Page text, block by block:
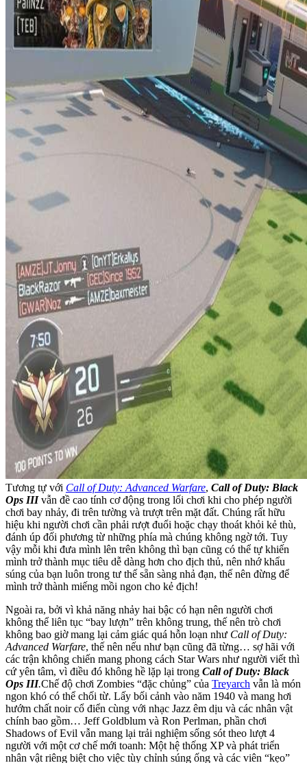
Tương tự với Call of Duty: Advanced Warfare, Call of Duty: Black
Ops IIIvẫn đề cao tính cơ động trong lối chơi khi cho phép người
chơi bay nhảy, đi trên tường và trượt trên mặt đất. Chúng rất hữu
hiệu khi người chơi cần phải rượt đuổi hoặc chạy thoát khỏi kẻ thù,
đánh úp đối phương từ những phía mà chúng không ngờ tới. Tuy
vậy mỗi khi đưa mình lên trên không thì bạn cũng có thể tự khiến
mình trở thành mục tiêu dễ dàng hơn cho địch thủ, nên nhớ khẩu
súng của bạn luôn trong tư thế sẵn sàng nhả đạn, thế nên đừng để
mình trở thành miếng mồi ngon cho kẻ địch!
Ngoài ra, bởi vì khả năng nhảy hai bậc có hạn nên người chơi
không thể liên tục “bay lượn” trên không trung, thế nên trò chơi
không bao giờ mang lại cảm giác quá hỗn loạn như Call of Duty:
Advanced Warfare, thế nên nếu như bạn cũng đã từng… sợ hãi với
các trận không chiến mang phong cách Star Wars như người viết thì
cứ yên tâm, vì điều đó không hề lặp lại trong Call of Duty: Black
Ops III.Chế độ chơi Zombies “đặc chủng” của Treyarch vẫn là món
ngon khó có thể chối từ. Lấy bối cảnh vào năm 1940 và mang hơi
hướm chất noir cổ điển cùng với nhạc Jazz êm dịu và các nhân vật
chính bao gồm… Jeff Goldblum và Ron Perlman, phần chơi
Shadows of Evil vẫn mang lại trải nghiệm sống sót theo lượt 4
người với một cơ chế mới toanh: Một hệ thống XP và phát triển
nhân vật riêng biệt cho việc tùy chỉnh súng ống và các viên “kẹo”